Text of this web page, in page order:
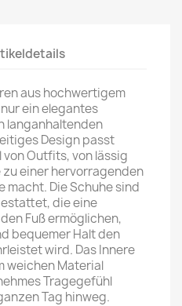
aus hochwertigem
ein elegantes
langanhaltenden
Design passt
Outfits, von lässig
einer hervorragenden
macht. Die Schuhe sind
die eine
Fuß ermöglichen,
bequemer Halt den
wird. Das Innere
weichen Material
Tragegefühl
Tag hinweg.